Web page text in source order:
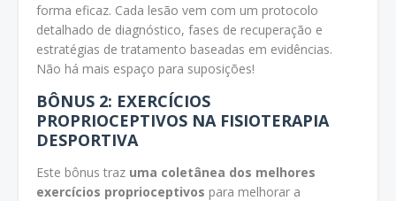
forma eficaz. Cada lesão vem com um protocolo
detalhado de diagnóstico, fases de recuperação e
estratégias de tratamento baseadas em evidências.
Não há mais espaço para suposições!
BÔNUS 2: EXERCÍCIOS
PROPRIOCEPTIVOS NA FISIOTERAPIA
DESPORTIVA
Este bônus traz uma coletânea dos melhores
exercícios proprioceptivos para melhorar a